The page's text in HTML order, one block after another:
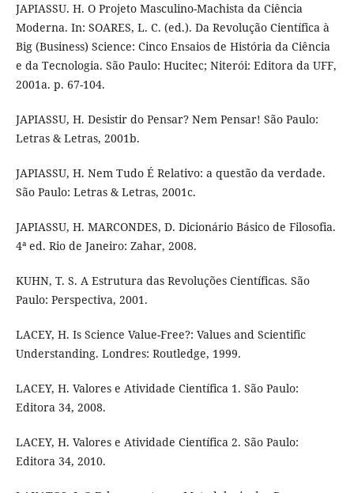
JAPIASSU. H. O Projeto Masculino-Machista da Ciência
Moderna. In: SOARES, L. C. (ed.). Da Revolução Científica à
Big (Business) Science: Cinco Ensaios de História da Ciência
e da Tecnologia. São Paulo: Hucitec; Niterói: Editora da UFF,
2001a. p. 67-104.
JAPIASSU, H. Desistir do Pensar? Nem Pensar! São Paulo:
Letras & Letras, 2001b.
JAPIASSU, H. Nem Tudo É Relativo: a questão da verdade.
São Paulo: Letras & Letras, 2001c.
JAPIASSU, H. MARCONDES, D. Dicionário Básico de Filosofia.
4ª ed. Rio de Janeiro: Zahar, 2008.
KUHN, T. S. A Estrutura das Revoluções Científicas. São
Paulo: Perspectiva, 2001.
LACEY, H. Is Science Value-Free?: Values and Scientific
Understanding. Londres: Routledge, 1999.
LACEY, H. Valores e Atividade Científica 1. São Paulo:
Editora 34, 2008.
LACEY, H. Valores e Atividade Científica 2. São Paulo:
Editora 34, 2010.